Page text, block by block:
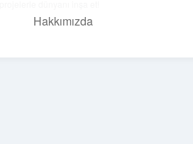
Hakkımızda